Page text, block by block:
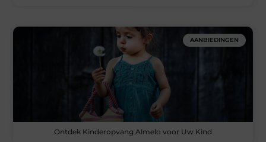
AANBIEDINGEN
Ontdek Kinderopvang Almelo voor Uw Kind